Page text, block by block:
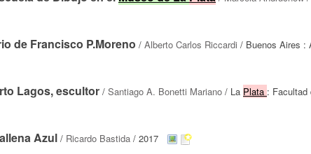
de Francisco P.Moreno / Alberto Carlos Riccardi / Buenos Aires :
Lagos, escultor / Santiago A. Bonetti Mariano / La Plata : Facultad
Azul / Ricardo Bastida / 2017